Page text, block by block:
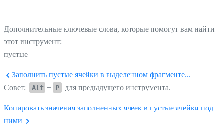
Дополнительные ключевые слова, которые помогут вам найти
этот инструмент:
пустые
Заполнить пустые ячейки в выделенном фрагменте...
Совет:
Alt + P для предыдущего инструмента.
Копировать значения заполненных ячеек в пустые ячейки под
ними